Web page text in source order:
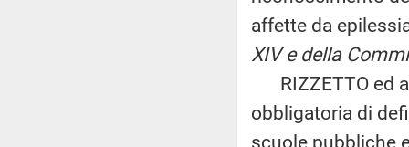
affette da
XIV e della
RIZZETTO ed
obbligatoria di
scuole pubbliche